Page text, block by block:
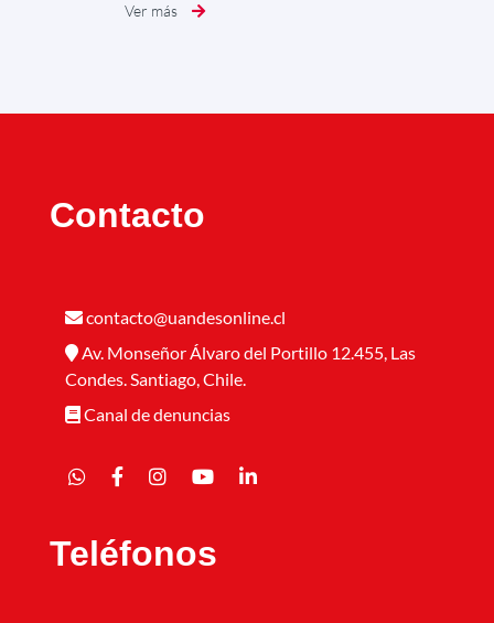
Ver más
Contacto
contacto@uandesonline.cl
Av. Monseñor Álvaro del Portillo 12.455, Las
Condes. Santiago, Chile.
Canal de denuncias
Teléfonos